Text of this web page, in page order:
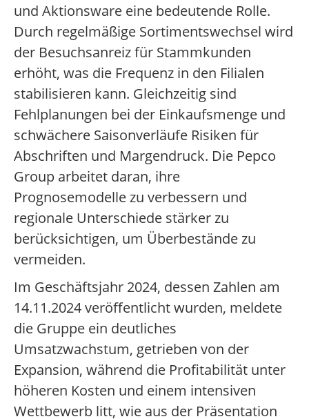
und Aktionsware eine bedeutende Rolle.
Durch regelmäßige Sortimentswechsel wird
der Besuchsanreiz für Stammkunden
erhöht, was die Frequenz in den Filialen
stabilisieren kann. Gleichzeitig sind
Fehlplanungen bei der Einkaufsmenge und
schwächere Saisonverläufe Risiken für
Abschriften und Margendruck. Die Pepco
Group arbeitet daran, ihre
Prognosemodelle zu verbessern und
regionale Unterschiede stärker zu
berücksichtigen, um Überbestände zu
vermeiden.
Im Geschäftsjahr 2024, dessen Zahlen am
14.11.2024 veröffentlicht wurden, meldete
die Gruppe ein deutliches
Umsatzwachstum, getrieben von der
Expansion, während die Profitabilität unter
höheren Kosten und einem intensiven
Wettbewerb litt, wie aus der Präsentation